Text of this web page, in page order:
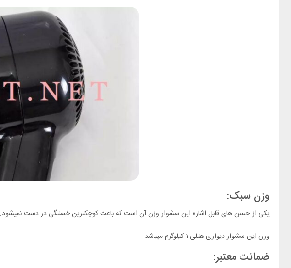
وزن سبک:
یکی از حسن های قابل اشاره این سشوار وزن آن است که باعث کوچکترین خستگی در دست نمیشود.
وزن این سشوار دیواری هتلی 1 کیلوگرم میباشد.
ضمانت معتبر: